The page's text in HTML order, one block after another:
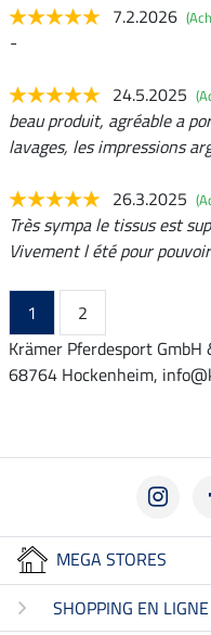
7.2.2026
-
24.5.2025
beau produit, agréable a
lavages, les impressions
26.3.2025
Très sympa le tissus est
Vivement l été pour
1
2
Krämer Pferdesport GmbH
68764 Hockenheim,
MEGA STORES
SHOPPING EN LIGNE